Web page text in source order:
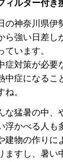
ィルター付き
の神奈川県伊
ら強い日差し
ています。
症対策が必要
中症になるこ
ね。
な猛暑の中、
浮かべる人も
建物の作りに
ますし、暑い